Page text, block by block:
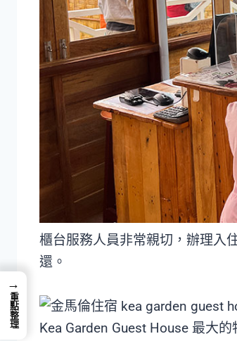
櫃台服務人員非常親切，辦理入
還。
Kea Garden Guest House 最大
→
重點整理